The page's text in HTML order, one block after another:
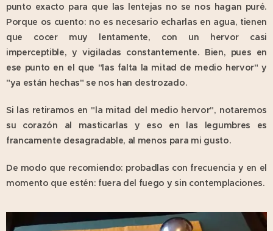
punto exacto para que las lentejas no se nos hagan puré.
Porque os cuento: no es necesario echarlas en agua, tienen
que cocer muy lentamente, con un hervor casi
imperceptible, y vigiladas constantemente. Bien, pues en
ese punto en el que "las falta la mitad de medio hervor" y
"ya están hechas" se nos han destrozado.
Si las retiramos en "la mitad del medio hervor", notaremos
su corazón al masticarlas y eso en las legumbres es
francamente desagradable, al menos para mi gusto.
De modo que recomiendo: probadlas con frecuencia y en el
momento que estén: fuera del fuego y sin contemplaciones.